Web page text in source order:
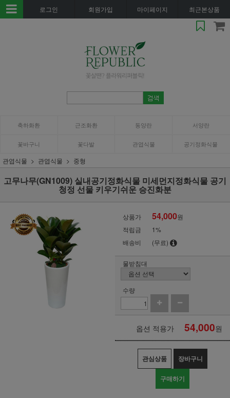
로그인 회원가입 마이페이지 최근본상품
축하화환 근조화환 동양란 서양란
꽃바구니 꽃다발 관엽식물 공기정화식물
관엽식물 관엽식물 중형
고무나무(GN1009) 실내공기정화식물 미세먼지정화식물 공기
청정 선물 키우기쉬운 승진화분
상품가 54,000원
적립금
1%
배송비
(무료)
물받침대
수량
옵션 적용가 54,000원
관심상품 장바구니
구매하기